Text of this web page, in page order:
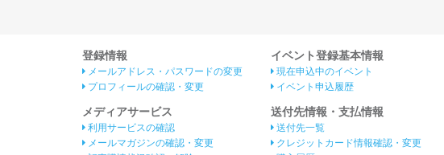
登録情報
メールアドレス・パスワードの変更
プロフィールの確認・変更
メディアサービス
利用サービスの確認
メールマガジンの確認・変更
イベント登録基本情報
現在申込中のイベント
イベント申込履歴
送付先情報・支払情報
送付先一覧
クレジットカード情報確認・変更